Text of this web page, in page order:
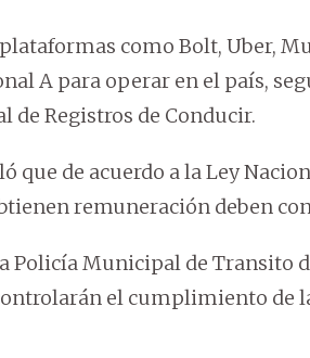
como Bolt, Uber,
A para operar en el país,
de Registros de Conducir.
que de acuerdo a la Ley
remuneración deben
Policía Municipal de Transito
el cumplimiento de